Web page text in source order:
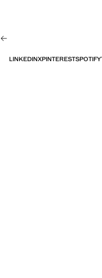
SPOTIFY
PINTEREST
X
LINKEDIN